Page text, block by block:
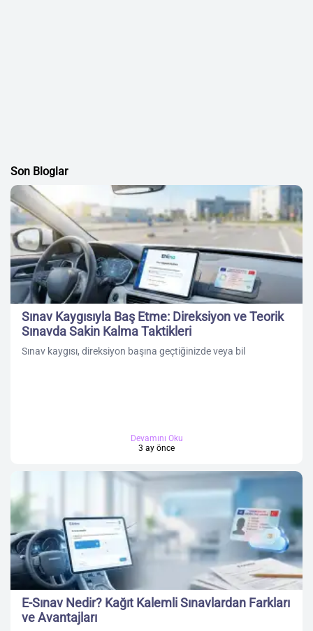
Son Bloglar
Sınav Kaygısıyla Baş Etme: Direksiyon ve Teorik
Sınavda Sakin Kalma Taktikleri
Sınav kaygısı, direksiyon başına geçtiğinizde veya bil
Devamını Oku
3 ay önce
E-Sınav Nedir? Kağıt Kalemli Sınavlardan Farkları
ve Avantajları